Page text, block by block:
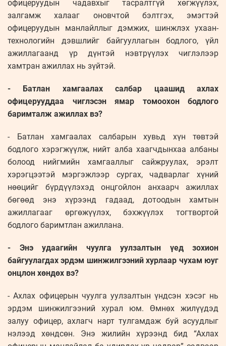
офицеруудын чадавхыг тасралтгүй хөгжүүлэх,
залгамж халааг оновчтой бэлтгэх, эмэгтэй
офицеруудын манлайллыг дэмжих, шинжлэх ухаан-
технологийн дэвшлийг байгууллагын бодлого, үйл
ажиллагаанд үр дүнтэй нэвтрүүлэх чиглэлээр
хамтран ажиллах нь зүйтэй.
- Батлан хамгаалах салбар цаа­шид ахлах
офицерууддаа чиг­лэсэн ямар томоохон бодлого
баримталж ажиллах вэ?
- Батлан хамгаалах салбарын хувьд хүн төвтэй
бодлого хэрэгжүүлж, нийт алба хаагчдынхаа албаны
болоод нийгмийн хамгааллыг сайжруулах, эрэлт
хэрэгцээтэй мэргэжлээр сургах, чадварлаг хүний
нөөцийг бүрдүүлэхэд онцгойлон анхаарч ажиллах
бөгөөд энэ хүрээнд гадаад, дотоодын хамтын
ажиллагааг өргөжүүлэх, бэхжүүлэх тогтвортой
бодлого баримтлан ажиллана.
- Энэ удаагийн чуулга уулзалтын үед зохион
байгуулагдах эрдэм шин­жил­гээний хурлаар чухам юуг
онцлон хөндөх вэ?
- Ахлах офицерын чуулга уулзалтын үндсэн хэсэг нь
эрдэм шинжилгээний хурал юм. Өмнөх жилүүдэд
залуу офицер, ахлагч нарт тулгамдаж буй асуудлыг
нэлээд хөндсөн. Энэ жилийн хүрээнд бид “Ахлах